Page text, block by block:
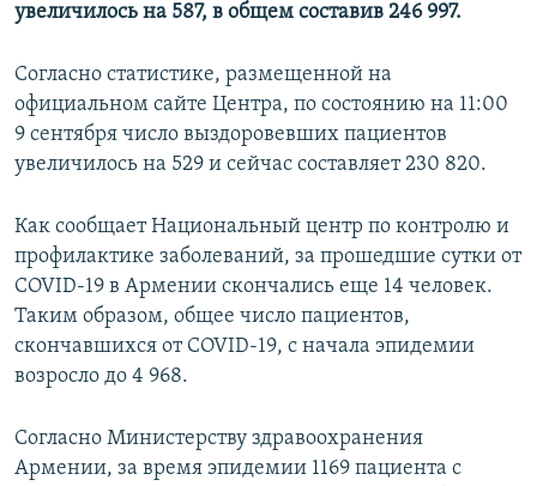
увеличилось на 587, в общем составив 246 997.
Согласно статистике, размещенной на
официальном сайте Центра, по состоянию на 11:00
9 сентября число выздоровевших пациентов
увеличилось на 529 и сейчас составляет 230 820.
Как сообщает Национальный центр по контролю и
профилактике заболеваний, за прошедшие сутки от
COVID-19 в Армении скончались еще 14 человек.
Таким образом, общее число пациентов,
скончавшихся от COVID-19, с начала эпидемии
возросло до 4 968.
Согласно Министерству здравоохранения
Армении, за время эпидемии 1169 пациента с